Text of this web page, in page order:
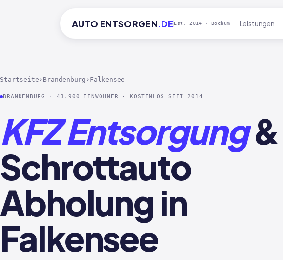
AUTO ENTSORGEN.DE Est. 2014 · Bochum Leistungen
Startseite › Brandenburg › Falkensee
BRANDENBURG · 43.900 EINWOHNER · KOSTENLOS SEIT 2014
KFZ Entsorgung&
Schrottauto
Abholung in
Falkensee